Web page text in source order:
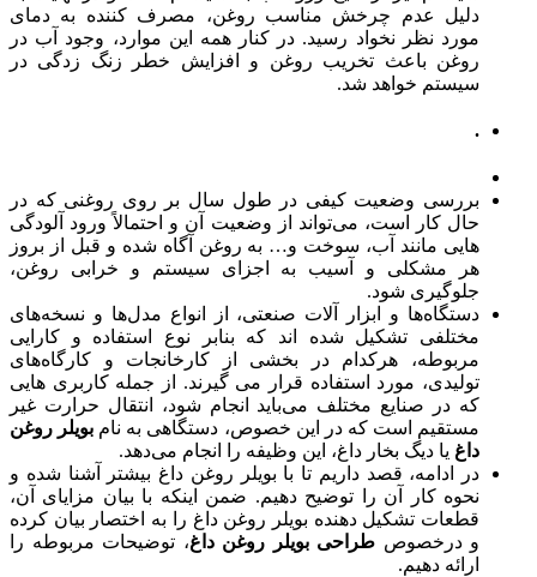
دلیل عدم چرخش مناسب روغن، مصرف کننده به دمای
مورد نظر نخواد رسید. در کنار همه این موارد، وجود آب در
روغن باعث تخریب روغن و افزایش خطر زنگ زدگی در
سیستم خواهد شد.
.
بررسی وضعیت کیفی در طول سال بر روی روغنی که در
حال کار است، می‌تواند از وضعیت آن و احتمالاً ورود آلودگی
هایی مانند آب، سوخت و… به روغن آگاه شده و قبل از بروز
هر مشکلی و آسیب به اجزای سیستم و خرابی روغن،
جلوگیری شود.
دستگاه‌ها و ابزار آلات صنعتی، از انواع مدل‌ها و نسخه‌های
مختلفی تشکیل شده اند که بنابر نوع استفاده و کارایی
مربوطه، هرکدام در بخشی از کارخانجات و کارگاه‌های
تولیدی، مورد استفاده قرار می گیرند. از جمله کاربری هایی
که در صنایع مختلف می‌باید انجام شود، انتقال حرارت غیر
مستقیم است که در این خصوص، دستگاهی به نام بویلر روغن
داغ یا دیگ بخار داغ، این وظیفه را انجام می‌دهد.
در ادامه، قصد داریم تا با بویلر روغن داغ بیشتر آشنا شده و
نحوه کار آن را توضیح دهیم. ضمن اینکه با بیان مزایای آن،
قطعات تشکیل دهنده بویلر روغن داغ را به اختصار بیان کرده
و درخصوص طراحی بویلر روغن داغ، توضیحات مربوطه را
ارائه دهیم.